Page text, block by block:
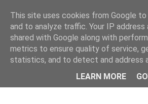
This site uses cookies from Google
and to analyze traffic. Your IP address
shared with Google along with
metrics to ensure quality of service,
statistics, and to detect and address
LEARN MORE